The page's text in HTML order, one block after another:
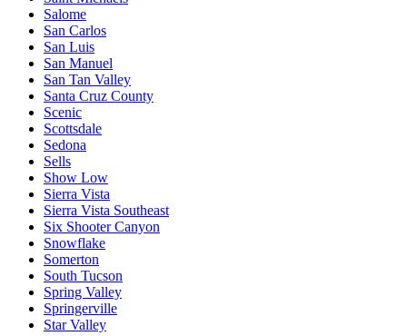
Salome
San Carlos
San Luis
San Manuel
San Tan Valley
Santa Cruz County
Scenic
Scottsdale
Sedona
Sells
Show Low
Sierra Vista
Sierra Vista Southeast
Six Shooter Canyon
Snowflake
Somerton
South Tucson
Spring Valley
Springerville
Star Valley